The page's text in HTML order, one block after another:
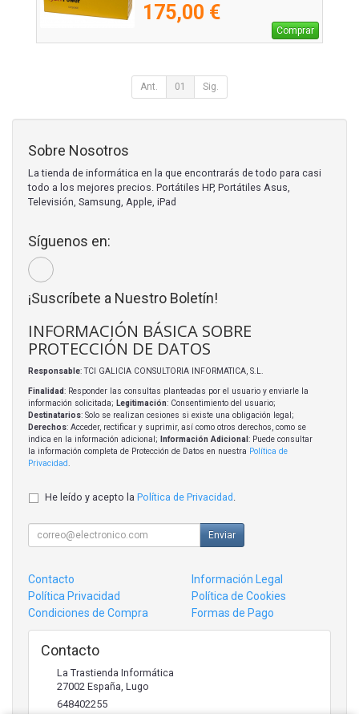
175,00 €
Comprar
Ant. 01 Sig.
Sobre Nosotros
La tienda de informática en la que encontrarás de todo para casi
todo a los mejores precios. Portátiles HP, Portátiles Asus,
Televisión, Samsung, Apple, iPad
Síguenos en:
¡Suscríbete a Nuestro Boletín!
INFORMACIÓN BÁSICA SOBRE
PROTECCIÓN DE DATOS
Responsable: TCI GALICIA CONSULTORIA INFORMATICA, S.L.
Finalidad: Responder las consultas planteadas por el usuario y enviarle la
información solicitada; Legitimación: Consentimiento del usuario;
Destinatarios: Solo se realizan cesiones si existe una obligación legal;
Derechos: Acceder, rectificar y suprimir, así como otros derechos, como se
indica en la información adicional;
Información Adicional : Puede consultar
la información completa de Protección de Datos en nuestra Política de
Privacidad
He leído y acepto la Política de Privacidad .
Enviar
Contacto
Información Legal
Política Privacidad
Política de Cookies
Condiciones de Compra
Formas de Pago
Contacto
La Trastienda Informática
27002 España, Lugo
648402255